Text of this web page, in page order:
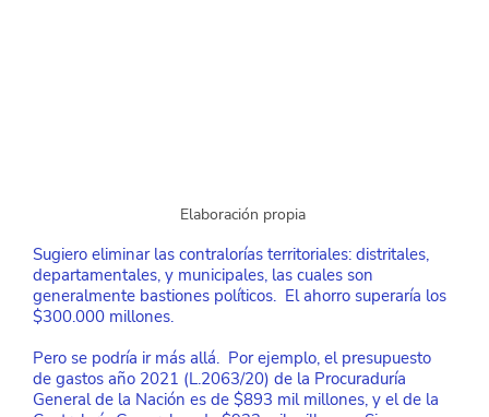
Elaboración propia
Sugiero eliminar las contralorías territoriales: distritales,
departamentales, y municipales, las cuales son
generalmente bastiones políticos.  El ahorro superaría los
$300.000 millones.
Pero se podría ir más allá.  Por ejemplo, el presupuesto
de gastos año 2021 (L.2063/20) de la Procuraduría
General de la Nación es de $893 mil millones, y el de la